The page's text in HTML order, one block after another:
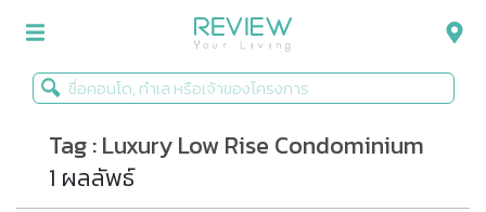
รีวิวคอนโด
รีวิวบ้าน
Tag : Luxury Low Rise Condominium
1 ผลลัพธ์